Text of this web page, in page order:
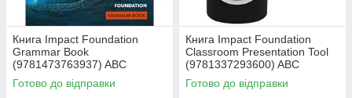
Книга Impact Foundation
Grammar Book
(9781473763937) ABC
Готово до відправки
Книга Impact Foundation
Classroom Presentation Tool
(9781337293600) ABC
Готово до відправки